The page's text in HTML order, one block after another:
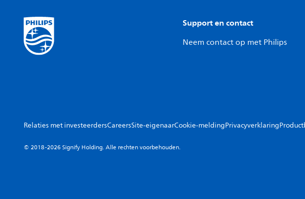
Support en contact
Neem contact op met Philips
Relaties met investeerdersCareersSite-eigenaarCookie-meldingPrivacyverklaring
© 2018-2026 Signify Holding. Alle rechten voorbehouden.